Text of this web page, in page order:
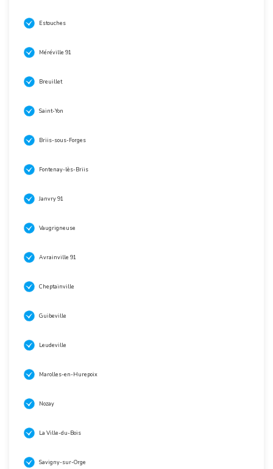
Estouches
Méréville 91
Breuillet
Saint-Yon
Briis-sous-Forges
Fontenay-lès-Briis
Janvry 91
Vaugrigneuse
Avrainville 91
Cheptainville
Guibeville
Leudeville
Marolles-en-Hurepoix
Nozay
La Ville-du-Bois
Savigny-sur-Orge